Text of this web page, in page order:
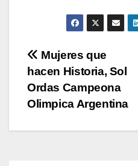
p
b
o
k
Li
n
Navegación
de
entradas
Mujeres que
hacen Historia, Sol
Ordas Campeona
Olimpica Argentina